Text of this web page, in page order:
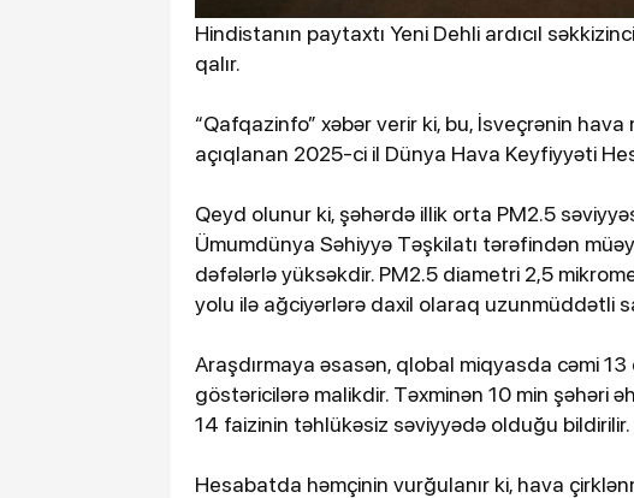
Hindistanın paytaxtı Yeni Dehli ardıcıl
qalır.
“Qafqazinfo” xəbər verir ki, bu, İsveçrənin
açıqlanan 2025-ci il Dünya Hava Keyfiyyəti
Qeyd olunur ki, şəhərdə illik orta PM2.5
Ümumdünya Səhiyyə Təşkilatı tərəfindən
dəfələrlə yüksəkdir. PM2.5 diametri 2,5
yolu ilə ağciyərlərə daxil olaraq uzunmüddətli
Araşdırmaya əsasən, qlobal miqyasda cəmi
göstəricilərə malikdir. Təxminən 10 min şəhəri
14 faizinin təhlükəsiz səviyyədə olduğu bildirilir.
Hesabatda həmçinin vurğulanır ki, hava